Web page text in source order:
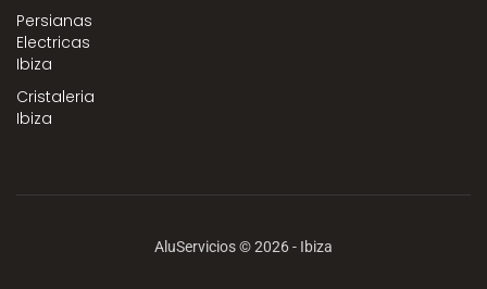
Persianas
Electricas
Ibiza
Cristaleria
Ibiza
AluServicios © 2026 - Ibiza